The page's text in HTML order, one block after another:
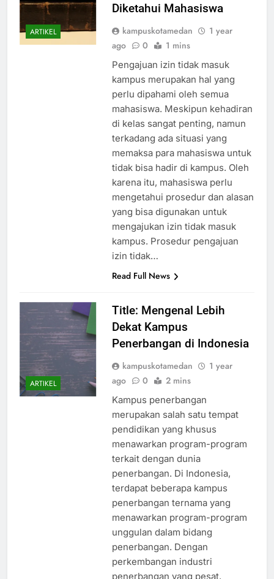
ARTIKEL
Diketahui Mahasiswa
kampuskotamedan
1 year
ago
0 1 mins
Pengajuan izin tidak masuk
kampus merupakan hal yang
perlu dipahami oleh semua
mahasiswa. Meskipun kehadiran
di kelas sangat penting, namun
terkadang ada situasi yang
memaksa para mahasiswa untuk
tidak bisa hadir di kampus. Oleh
karena itu, mahasiswa perlu
mengetahui prosedur dan alasan
yang bisa digunakan untuk
mengajukan izin tidak masuk
kampus. Prosedur pengajuan
izin tidak…
Read Full News
ARTIKEL
Title: Mengenal Lebih
Dekat Kampus
Penerbangan di Indonesia
kampuskotamedan
1 year
ago
0 2 mins
Kampus penerbangan
merupakan salah satu tempat
pendidikan yang khusus
menawarkan program-program
terkait dengan dunia
penerbangan. Di Indonesia,
terdapat beberapa kampus
penerbangan ternama yang
menawarkan program-program
unggulan dalam bidang
penerbangan. Dengan
perkembangan industri
penerbangan yang pesat,